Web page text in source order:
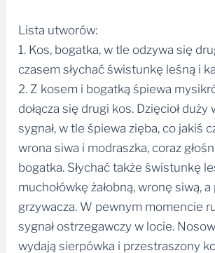
Lista utworów:
1. Kos, bogatka, w tle odzywa się
czasem słychać świstunkę leśną i
2. Z kosem i bogatką śpiewa
dołącza się drugi kos. Dzięcioł
sygnał, w tle śpiewa zięba, co jakiś
wrona siwa i modraszka, coraz
bogatka. Słychać także świstunkę
muchołówkę żałobną, wronę siwą,
grzywacza. W pewnym momencie
sygnał ostrzegawczy w locie.
wydają sierpówka i przestraszony